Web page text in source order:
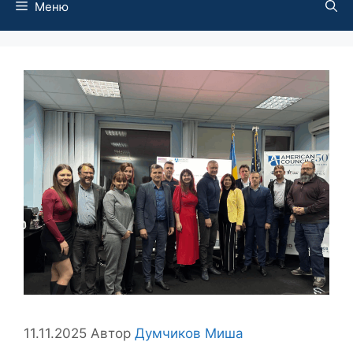
Меню
11.11.2025 Автор Думчиков Миша